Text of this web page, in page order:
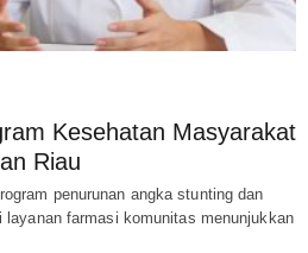
Kesehatan Masyarakat
Riau
penurunan angka stunting dan
farmasi komunitas menunjukkan